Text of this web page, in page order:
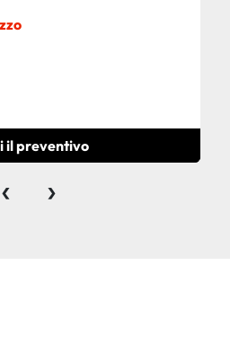
il preventivo
‹ ›